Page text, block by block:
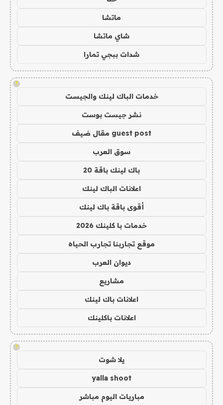
ماتشا
شاي ماتشا
شدات ببجي تمارا
!
خدمات الباك لينك والجيست
نشر جيست بوست
guest post مقال ضيف
سوق العرب
باك لينك باقة 20
اعلانات الباك لينك
أقوى باقة باك لينك
خدمات با كلينك 2026
موقع تجاربنا تجارب الحياه
ديوان العرب
مشاريع
اعلانات باك لينك
اعلانات باكلينك
!
يلا شوت
yalla shoot
مباريات اليوم مباشر